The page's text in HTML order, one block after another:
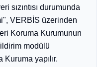
sızıntısı durumunda
VERBİS üzerinden
Koruma Kurumunun
modülü
yapılır.